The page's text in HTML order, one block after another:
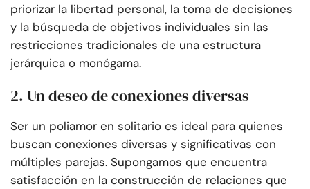
priorizar la libertad personal, la toma de decisiones
y la búsqueda de objetivos individuales sin las
restricciones tradicionales de una estructura
jerárquica o monógama.
2. Un deseo de conexiones diversas
Ser un poliamor en solitario es ideal para quienes
buscan conexiones diversas y significativas con
múltiples parejas. Supongamos que encuentra
satisfacción en la construcción de relaciones que